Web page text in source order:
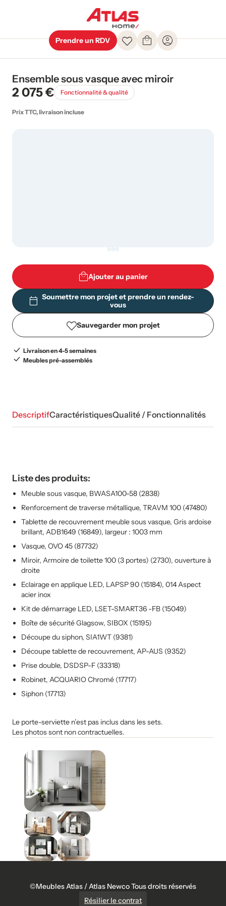
Prendre un RDV
Ensemble sous vasque avec miroir
2 075 € Fonctionnalité & qualité
Prix TTC, livraison incluse
Ajouter au panier
Soumettre mon projet et prendre un rendez-
vous
Sauvegarder mon projet
Livraison en 4-5 semaines
Meubles pré-assemblés
DescriptifCaractéristiquesQualité / Fonctionnalités
Liste des produits:
Meuble sous vasque, BWASA100-58 (2838)
Renforcement de traverse métallique, TRAVM 100 (47480)
Tablette de recouvrement meuble sous vasque, Gris ardoise
brillant, ADB1649 (16849), largeur : 1003 mm
Vasque, OVO 45 (87732)
Miroir, Armoire de toilette 100 (3 portes) (2730), ouverture à
droite
Eclairage en applique LED, LAPSP 90 (15184), 014 Aspect
acier inox
Kit de démarrage LED, LSET-SMART36 -FB (15049)
Boîte de sécurité Glagsow, SIBOX (15195)
Découpe du siphon, SIA1WT (9381)
Découpe tablette de recouvrement, AP-AUS (9352)
Prise double, DSDSP-F (33318)
Robinet, ACQUARIO Chromé (17717)
Siphon (17713)
Le porte-serviette n’est pas inclus dans les sets.
Les photos sont non contractuelles.
©Meubles Atlas / Atlas Newco Tous droits réservés
Résilier le contrat